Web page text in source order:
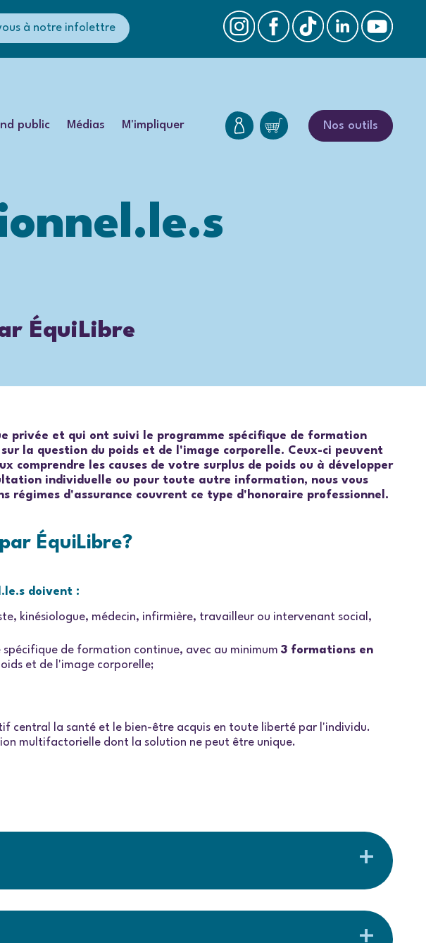
à notre infolettre
public Médias M'impliquer Nos outils
ÉquiLibre
privée et qui ont suivi le programme spécifique de formation
la question du poids et de l'image corporelle. Ceux-ci peuvent
les causes de votre surplus de poids ou à développer
individuelle ou pour toute autre information, nous vous
régimes d'assurance couvrent ce type d'honoraire professionnel.
ÉquiLibre?
doivent :
kinésiologue, médecin, infirmière, travailleur ou intervenant social,
de formation continue, avec au minimum 3 formations en
et de l'image corporelle;
central la santé et le bien-être acquis en toute liberté par l'individu.
multifactorielle dont la solution ne peut être unique.